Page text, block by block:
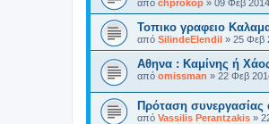
από chprokop » 09 Φεβ
Τοπικο γραφειο
από SilindeElendil » 25 Φεβ
Αθηνα : Καμίνης ή
από omissman » 22 Φεβ
Πρόταση συνεργασίας
από Vassilis Perantzakis »